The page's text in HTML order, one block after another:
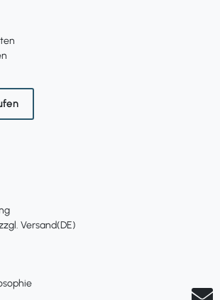
Versand(DE)